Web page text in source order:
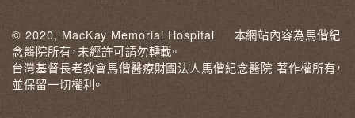
© 2020, MacKay Memorial Hospital 本網站內容為馬偕紀
念醫院所有，未經許可請勿轉載。
台灣基督長老教會馬偕醫療財團法人馬偕紀念醫院 著作權所有，
並保留一切權利。